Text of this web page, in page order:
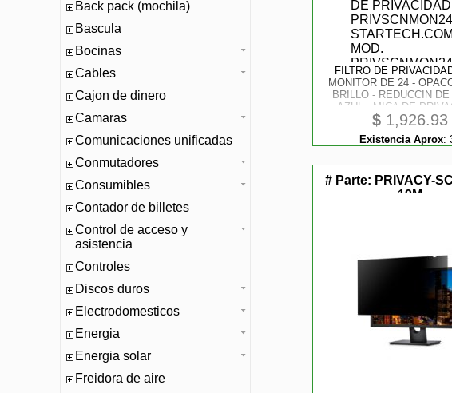
Back pack (mochila)
Bascula
Bocinas
Cables
Cajon de dinero
Camaras
Comunicaciones unificadas
Conmutadores
Consumibles
Contador de billetes
Control de acceso y
asistencia
Controles
Discos duros
Electrodomesticos
Energia
Energia solar
Freidora de aire
FILTRO DE
MONITOR DE 24 -
BRILLO - REDUCCIN
AZUL - MICA DE
PRIVSCNMON24 -
MOD.
$1,926.93
Existencia Aprox:
# Parte: PRIVACY-
19M